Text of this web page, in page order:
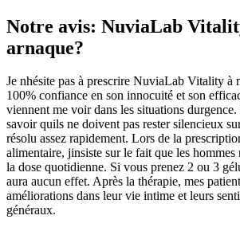
Notre avis: NuviaLab
arnaque?
Je nhésite pas à prescrire NuviaLab Vitality à
100% confiance en son innocuité et son
viennent me voir dans les situations
savoir quils ne doivent pas rester silencieux
résolu assez rapidement. Lors de la
alimentaire, jinsiste sur le fait que les hommes
la dose quotidienne. Si vous prenez 2 ou 3
aura aucun effet. Après la thérapie, mes
améliorations dans leur vie intime et leurs
généraux.